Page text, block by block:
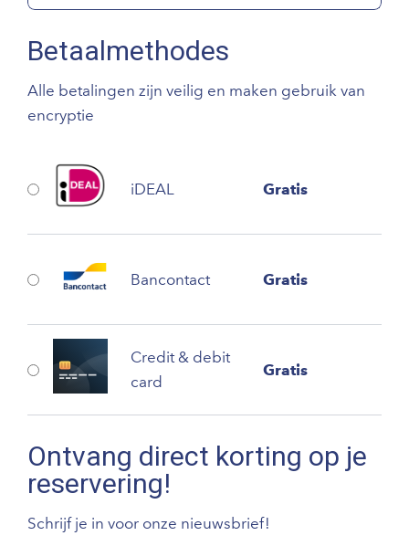
Betaalmethodes
Alle betalingen zijn veilig en maken gebruik van
encryptie
iDEAL Gratis
Bancontact Gratis
Credit & debit
card
Gratis
Ontvang direct korting op je
reservering!
Schrijf je in voor onze nieuwsbrief!